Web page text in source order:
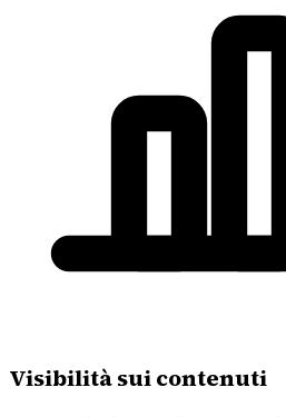
Visibilità sui contenuti